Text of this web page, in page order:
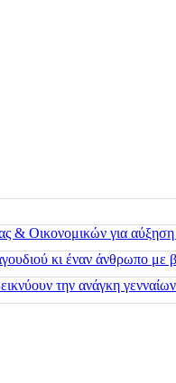
& Οικονομικών για
κι έναν άνθρωπο με
την ανάγκη